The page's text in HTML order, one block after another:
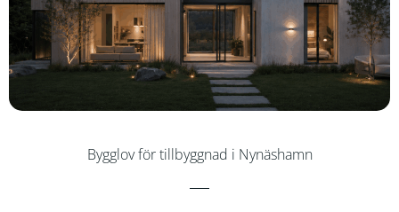
Bygglov för tillbyggnad i Nynäshamn